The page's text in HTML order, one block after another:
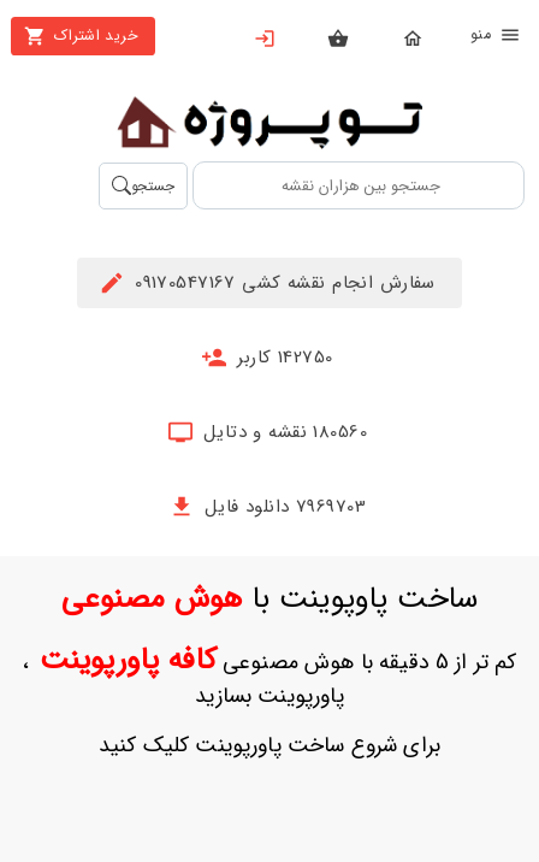
خرید اشتراک
بستن
محصولات
تهیه
اشتراک
حساب
ثبت
بازیابی
جستجو
سفارش انجام نقشه کشی 09170547167
142750 کاربر
180560 نقشه و دتایل
7969703 دانلود فایل
ساخت پاوپوینت باهوش مصنوعی
کم تر از 5 دقیقه با هوش مصنوعی کافه پاورپوینت ،
پاورپوینت بسازید
برای شروع ساخت پاورپوینت کلیک کنید